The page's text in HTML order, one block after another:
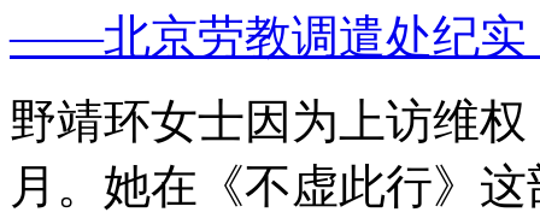
——北京劳教调遣处纪实
野靖环女士因为上访维
月。她在《不虚此行》